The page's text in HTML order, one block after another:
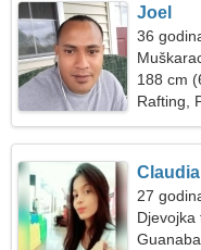
Joel
36
188 cm
Rafting,
Claudia
27
Djevojka